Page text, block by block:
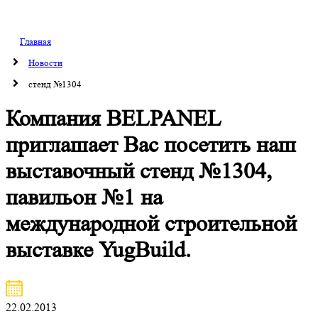
Главная
Новости
стенд №1304
Компания BELPANEL
приглашает Вас посетить наш
выставочный стенд №1304,
павильон №1 на
международной строительной
выставке YugBuild.
22.02.2013